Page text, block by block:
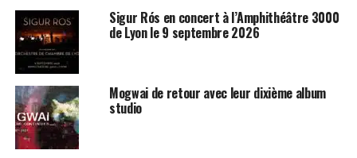
inviterPublic Enemy ,GZA
Godspeed You! Black
Emperorou encoreThe Jesus & Mary Chain, de quoi
faire de cet événement l’un des rendez-vous
incontournable de l’été.
LES ALBUMS DE MOGWAI SONT DISPONIBLES ICI
SUJETS ASSOCIÉS:
Sigur Rós en concert à l’Amphithéâtre 3000
de Lyon le 9 septembre 2026
Mogwai de retour avec leur dixième album
studio